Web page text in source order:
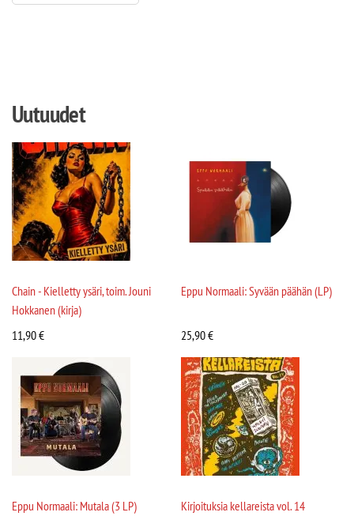
Uutuudet
Chain - Kielletty ysäri, toim. Jouni
Hokkanen (kirja)
11,90€
Eppu Normaali: Syvään päähän (LP)
25,90€
Eppu Normaali: Mutala (3 LP)
Kirjoituksia kellareista vol. 14